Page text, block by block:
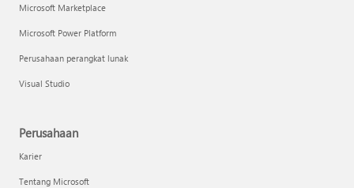
Microsoft Marketplace
Microsoft Power Platform
Perusahaan perangkat lunak
Visual Studio
Perusahaan
Karier
Tentang Microsoft